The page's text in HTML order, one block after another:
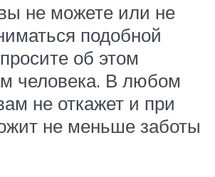
не можете или не
подобной
об этом
человека. В любом
не откажет и при
не меньше заботы